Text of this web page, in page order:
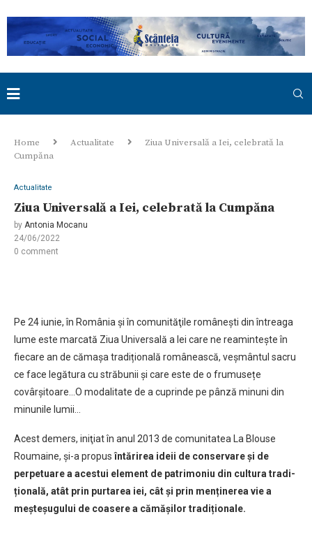
Home Actualitate
Ziua Universală a Iei, celebrată la
Cumpăna
Actualitate
Ziua Universală a Iei, celebrată la Cumpăna
by Antonia Mocanu
24/06/2022
0 comment
Pe 24 iunie, în România şi în comunităţile româneşti din întreaga
lume este marcată Ziua Universală a Iei care ne reamintește în
fiecare an de cămașa tradițională românească, veșmântul sacru
ce face legătura cu străbunii și care este de o frumusețe
covârșitoare…O modalitate de a cuprinde pe pânză minuni din
minunile lumii…
Acest demers, iniţiat în anul 2013 de comunitatea La Blouse
Roumaine, şi-a propusîntărirea ideii de conservare și de
perpetuare a acestui element de patrimoniu din cultura tradi­
țională, atât prin purtarea iei, cât și prin menținerea vie a
meșteșugului de coasere a cămășilor tradiționale.